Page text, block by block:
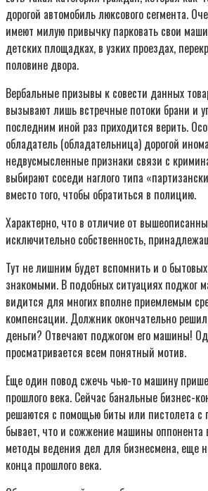
дорогой автомобиль люксового сегмента.
имеют милую привычку парковать свои
детских площадках, в узких проездах,
половине двора.
Вербальные призывы к совести данных
вызывают лишь встречные потоки брани и
последним иной раз приходится верить.
обладатель (обладательница) дорогой
недвусмысленные признаки связи с
выбирают соседи наглого типа
вместо того, чтобы обратиться в полицию.
Характерно, что в отличие от
исключительно собственность,
Тут не лишним будет вспомнить и о
знакомыми. В подобных ситуациях поджог
видится для многих вполне приемлемым
компенсации. Должник окончательно
деньги? Отвечают поджогом его машины!
просматривается всем понятный мотив.
Еще один повод сжечь чью-то машину
прошлого века. Сейчас банальные бизнес-
решаются с помощью биты или пистолета с
бывает, что и сожжение машины оппонента
методы ведения дел для бизнесмена, еще
конца прошлого века.